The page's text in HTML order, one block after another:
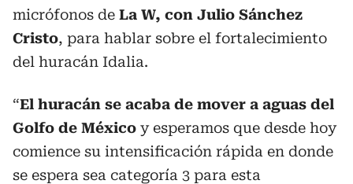
micrófonos de La W, con Julio Sánchez
Cristo, para hablar sobre el fortalecimiento
del huracán Idalia.
“El huracán se acaba de mover a aguas del
Golfo de México y esperamos que desde hoy
comience su intensificación rápida en donde
se espera sea categoría 3 para esta